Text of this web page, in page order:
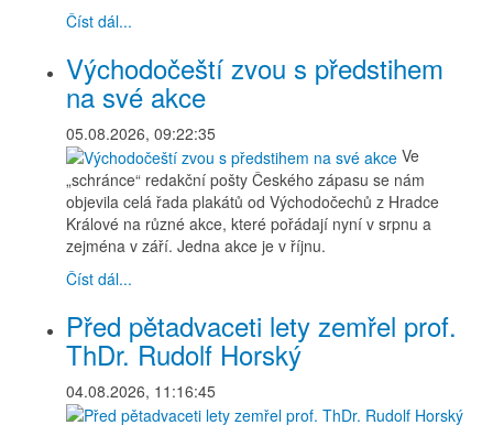
Číst dál...
Východočeští zvou s předstihem
na své akce
05.08.2026, 09:22:35
Ve
„schránce“ redakční pošty Českého zápasu se nám
objevila celá řada plakátů od Východočechů z Hradce
Králové na různé akce, které pořádají nyní v srpnu a
zejména v září. Jedna akce je v říjnu.
Číst dál...
Před pětadvaceti lety zemřel prof.
ThDr. Rudolf Horský
04.08.2026, 11:16:45